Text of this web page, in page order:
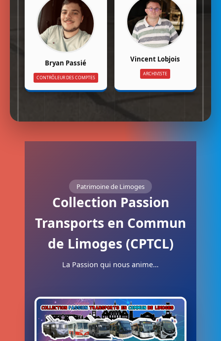
Bryan Passié
CONTRÔLEUR DES COMPTES
Vincent Lobjois
ARCHIVISTE
Patrimoine de Limoges
Collection Passion
Transports en Commun
de Limoges (CPTCL)
La Passion qui nous anime…